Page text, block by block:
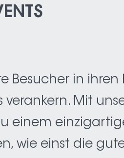
Besucher in
Mit
einem
wie einst die